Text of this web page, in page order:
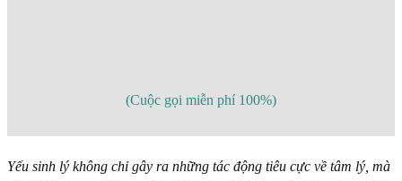
(Cuộc gọi miễn phí 100%)
Yếu sinh lý không chỉ gây ra những tác động tiêu cực về tâm lý, mà